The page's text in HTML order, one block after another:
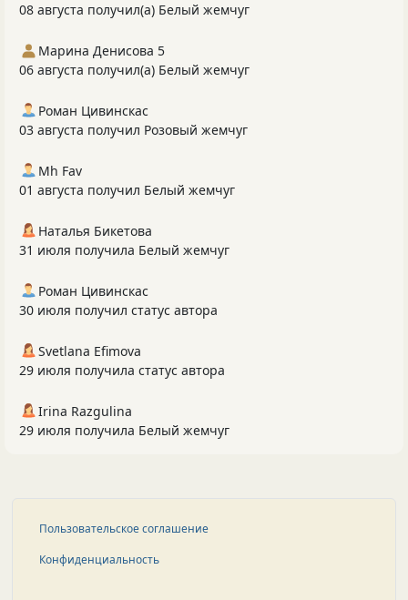
08 августа получил(а) Белый жемчуг
Марина Денисова 5
06 августа получил(а) Белый жемчуг
Роман Цивинскас
03 августа получил Розовый жемчуг
Mh Fav
01 августа получил Белый жемчуг
Наталья Бикетова
31 июля получила Белый жемчуг
Роман Цивинскас
30 июля получил статус автора
Svetlana Efimova
29 июля получила статус автора
Irina Razgulina
29 июля получила Белый жемчуг
Пользовательское соглашение
Конфиденциальность